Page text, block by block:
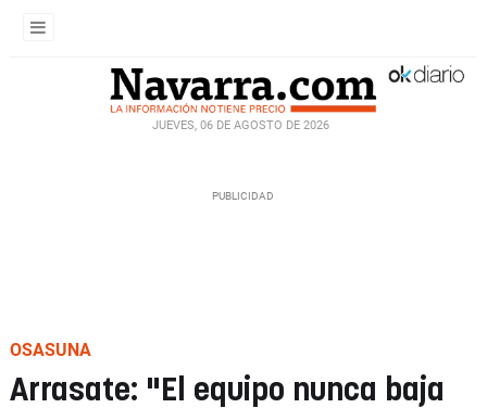
JUEVES, 06 DE AGOSTO DE 2026
OSASUNA
Arrasate: "El equipo nunca baja